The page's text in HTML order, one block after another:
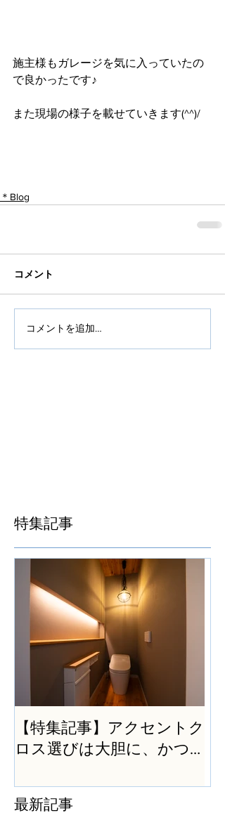
施主様もガレージを気に入っていたの
で良かったです♪
また現場の様子を載せていきます(^^)/
＊Blog
コメント
コメントを追加…
特集記事
【特集記事】アクセントク
ロス選びは大胆に、かつ
最新記事